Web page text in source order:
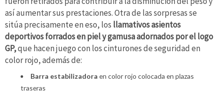
así aumentar sus prestaciones. Otra de las sorpresas se
sitúa precisamente en eso, los llamativos asientos
deportivos forrados en piel y gamusa adornados por el logo
GP,que hacen juego con los cinturones de seguridad en
color rojo, además de:
Barra estabilizadora en color rojo colocada en plazas
traseras